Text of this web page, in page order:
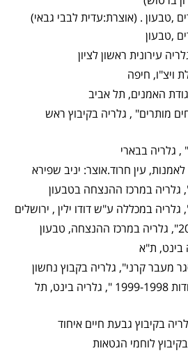
מותרים" , גלריה בקיבוץ ראש
2000 "מזווה שקופה, עבודות 1999-1998 ", גלריה בינט, תל